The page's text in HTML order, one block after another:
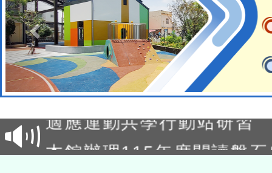
本校115學年度第2次代理
本館辦理115年度閱讀磐